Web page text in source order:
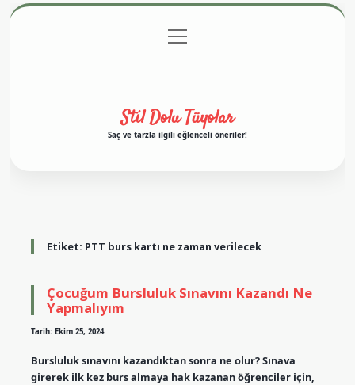
Gizlilik Politikası
menüyü
aç
Stil Dolu Tüyolar
Saç ve tarzla ilgili eğlenceli öneriler!
Etiket: PTT burs kartı ne zaman verilecek
Çocuğum Bursluluk Sınavını Kazandı Ne
Yapmalıyım
Tarih: Ekim 25, 2024
Bursluluk sınavını kazandıktan sonra ne olur? Sınava
girerek ilk kez burs almaya hak kazanan öğrenciler için,